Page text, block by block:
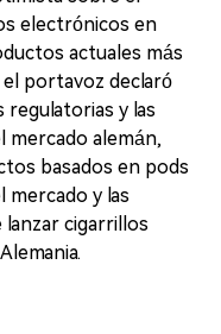
electrónicos en
actuales más
el portavoz declaró
regulatorias y las
mercado alemán,
basados en pods
mercado y las
lanzar cigarrillos